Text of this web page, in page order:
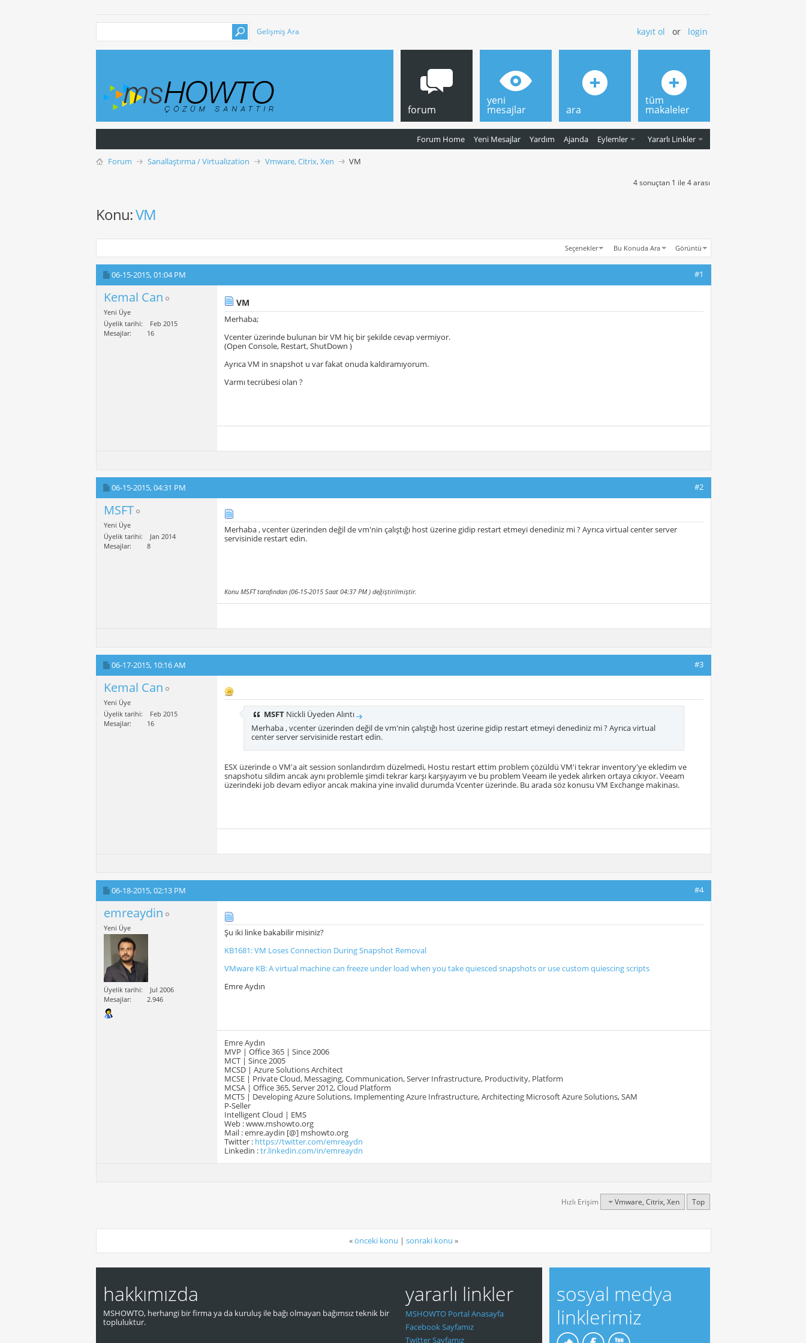
Gelişmiş Ara kayıt ol or login
forum
Forum Home Yeni Mesajlar Yardım Ajanda Eylemler Yararlı Linkler
yeni
mesajlar ara
tüm
makaleler
Forum Sanallaştırma / Virtualization Vmware, Citrix, Xen VM
4 sonuçtan 1 ile 4 arası
Konu:VM
Seçenekler Bu Konuda Ara Görüntü
06-15-2015,01:04 PM #1
Kemal Can
Yeni Üye
Üyelik tarihi
Feb 2015
Mesajlar
16
VM
Merhaba;
Vcenter üzerinde bulunan bir VM hiç bir şekilde cevap vermiyor.
(Open Console, Restart, ShutDown )
Ayrıca VM in snapshot u var fakat onuda kaldıramıyorum.
Varmı tecrübesi olan ?
06-15-2015,04:31 PM #2
MSFT
Yeni Üye
Üyelik tarihi
Jan 2014
Mesajlar
8
Merhaba , vcenter üzerinden değil de vm'nin çalıştığı host üzerine gidip restart etmeyi denediniz mi ? Ayrıca virtual center server
servisinide restart edin.
Konu MSFT tarafından (06-15-2015 Saat 04:37 PM) değiştirilmiştir.
06-17-2015, 10:16 AM #3
Kemal Can
Yeni Üye
Üyelik tarihi
Feb 2015
Mesajlar
16
MSFT Nickli Üyeden Alıntı
Merhaba , vcenter üzerinden değil de vm'nin çalıştığı host üzerine gidip restart etmeyi denediniz mi ? Ayrıca virtual
center server servisinide restart edin.
ESX üzerinde o VM'a ait session sonlandırdım düzelmedi, Hostu restart ettim problem çözüldü VM'i tekrar inventory'ye ekledim ve
snapshotu sildim ancak aynı problemle şimdi tekrar karşı karşıyayım ve bu problem Veeam ile yedek alırken ortaya cıkıyor. Veeam
üzerindeki job devam ediyor ancak makina yine invalid durumda Vcenter üzerinde. Bu arada söz konusu VM Exchange makinası.
06-18-2015,02:13 PM #4
emreaydin
Yeni Üye
Üyelik tarihi
Jul 2006
Mesajlar
2.946
Şu iki linke bakabilir misiniz?
KB1681: VM Loses Connection During Snapshot Removal
VMware KB: A virtual machine can freeze under load when you take quiesced snapshots or use custom quiescing scripts
Emre Aydın
Emre Aydın
MVP | Office 365 | Since 2006
MCT | Since 2005
MCSD | Azure Solutions Architect
MCSE | Private Cloud, Messaging, Communication, Server Infrastructure, Productivity, Platform
MCSA | Office 365, Server 2012, Cloud Platform
MCTS | Developing Azure Solutions, Implementing Azure Infrastructure, Architecting Microsoft Azure Solutions, SAM
P-Seller
Intelligent Cloud | EMS
Web : www.mshowto.org
Mail : emre.aydin [@] mshowto.org
Twitter : https://twitter.com/emreaydn
Linkedin :tr.linkedin.com/in/emreaydn
Hızlı Erişim Vmware, Citrix, Xen Top
«önceki konu | sonraki konu »
hakkımızda
MSHOWTO, herhangi bir firma ya da kuruluş ile bağı olmayan bağımsız teknik bir
topluluktur.
yararlı linkler
MSHOWTO Portal Anasayfa
Facebook Sayfamız
Twitter Sayfamız
sosyal medya
linklerimiz